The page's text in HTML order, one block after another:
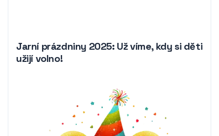
Jarní prázdniny 2025: Už víme, kdy si děti
užijí volno!